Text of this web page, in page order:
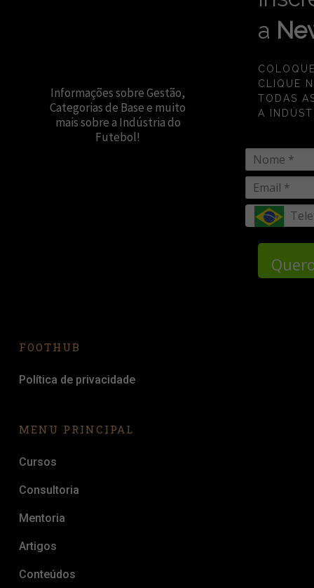
Informações sobre Gestão,
Categorias de Base e muito
mais sobre a Indústria do
Futebol!
a
CLIQUE
TODAS
A
FOOTHUB
Política de privacidade
MENU PRINCIPAL
Cursos
Consultoria
Mentoria
Artigos
Conteúdos